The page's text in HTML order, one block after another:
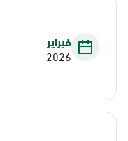
فبراير
2026